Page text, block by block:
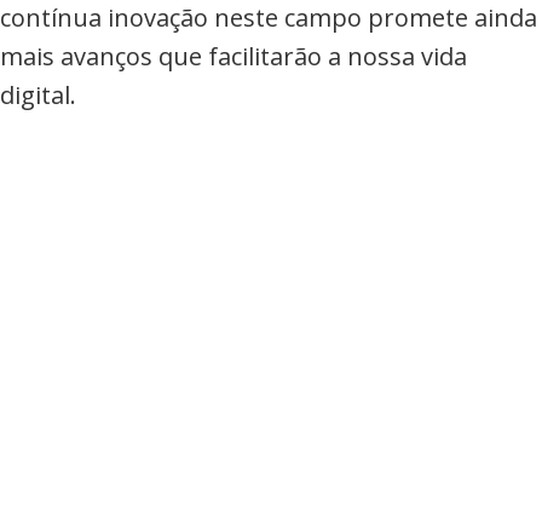
contínua inovação neste campo promete ainda
mais avanços que facilitarão a nossa vida
digital.